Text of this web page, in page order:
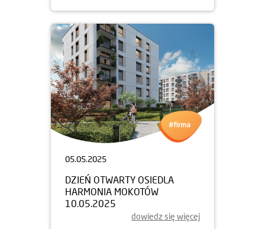
05.05.2025
DZIEŃ OTWARTY OSIEDLA
HARMONIA MOKOTÓW
10.05.2025
dowiedz się więcej